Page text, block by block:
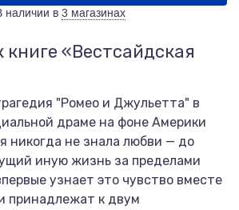
наличии в 3 магазинах
«Вестсайдская
"Ромео и Джульетта" в
драме на фоне Америки
никогда не знала любви — до
иную жизнь за пределами
узнает это чувство вместе
принадлежат к двум